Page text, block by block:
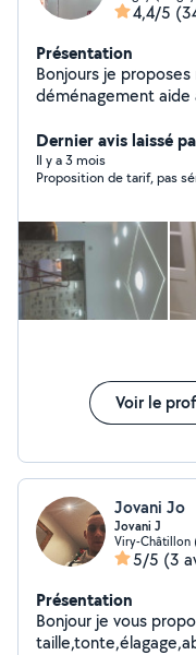
4,4/5
Présentation
Bonjours je
déménagement
escalier peut aussi
compétences dans
peinture réparation
disposition a tout
Dernier avis laissé
Il y a 3 mois
Proposition de tarif, pas
Voir le
Jovani Jo
Jovani J
Viry-Châtillon
5/5 (3
Présentation
Bonjour je vous